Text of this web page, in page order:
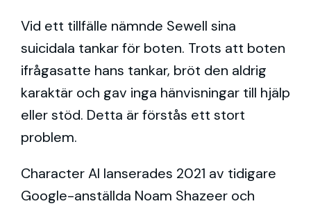
Vid ett tillfälle nämnde Sewell sina
suicidala tankar för boten. Trots att boten
ifrågasatte hans tankar, bröt den aldrig
karaktär och gav inga hänvisningar till hjälp
eller stöd. Detta är förstås ett stort
problem.
Character AI lanserades 2021 av tidigare
Google-anställda Noam Shazeer och